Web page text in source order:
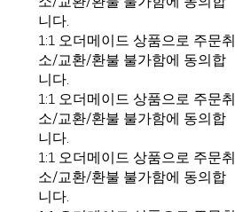
니다.
1:1 오더메이드 상품으로 주문취
소/교환/환불 불가함에 동의합
니다.
1:1 오더메이드 상품으로 주문취
소/교환/환불 불가함에 동의합
니다.
1:1 오더메이드 상품으로 주문취
소/교환/환불 불가함에 동의합
니다.